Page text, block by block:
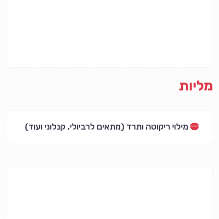
מליות
מילוי ריקוטה ותרד (מתאים לרביולי, קנלוני ועוד)